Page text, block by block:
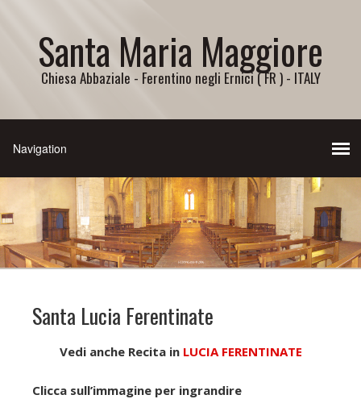
Santa Maria Maggiore
Chiesa Abbaziale - Ferentino negli Ernici ( FR ) - ITALY
Santa Lucia Ferentinate
Vedi anche Recita in LUCIA FERENTINATE
Clicca sull’immagine per ingrandire